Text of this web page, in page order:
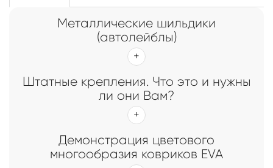
Металлические шильдики
(автолейблы)
Штатные крепления. Что это и нужны
ли они Вам?
Демонстрация цветового
многообразия ковриков EVA